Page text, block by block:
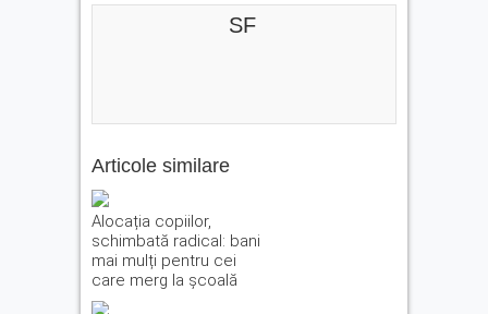
SF
Articole similare
Alocația copiilor,
schimbată radical: bani
mai mulți pentru cei
care merg la școală